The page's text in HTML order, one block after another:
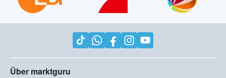
Über marktguru